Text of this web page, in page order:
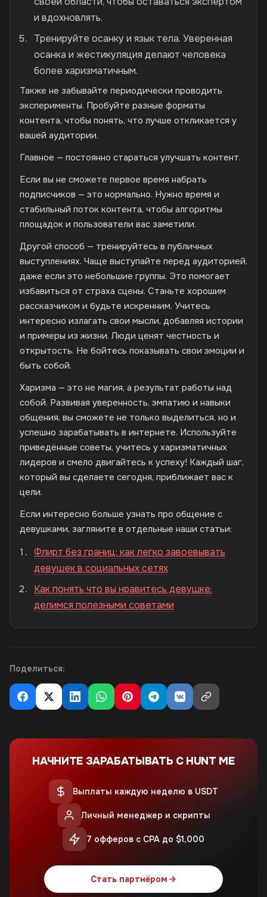
и вдохновлять.
Тренируйте осанку и язык тела. Уверенная
осанка и жестикуляция делают человека
более харизматичным.
Также не забывайте периодически проводить
эксперименты. Пробуйте разные форматы
контента, чтобы понять, что лучше откликается у
вашей аудитории.
Главное — постоянно стараться улучшать контент.
Если вы не сможете первое время набрать
подписчиков — это нормально. Нужно время и
стабильный поток контента, чтобы алгоритмы
площадок и пользователи вас заметили.
Другой способ — тренируйтесь в публичных
выступлениях. Чаще выступайте перед аудиторией,
даже если это небольшие группы. Это помогает
избавиться от страха сцены. Станьте хорошим
рассказчиком и будьте искренним. Учитесь
интересно излагать свои мысли, добавляя истории
и примеры из жизни. Люди ценят честность и
открытость. Не бойтесь показывать свои эмоции и
быть собой.
Харизма — это не магия, а результат работы над
собой. Развивая уверенность, эмпатию и навыки
общения, вы сможете не только выделиться, но и
успешно зарабатывать в интернете. Используйте
приведённые советы, учитесь у харизматичных
лидеров и смело двигайтесь к успеху! Каждый шаг,
который вы сделаете сегодня, приближает вас к
цели.
Если интересно больше узнать про общение с
девушками, загляните в отдельные наши статьи:
Флирт без границ: как легко завоевывать
девушек в социальных сетях
Как понять что вы нравитесь девушке:
делимся полезными советами
Поделиться:
НАЧНИТЕ ЗАРАБАТЫВАТЬ С HUNT ME
Выплаты каждую неделю в USDT
Личный менеджер и скрипты
7 офферов с CPA до $1,000
Стать партнёром